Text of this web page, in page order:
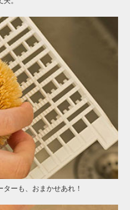
ーも、おまかせあれ！